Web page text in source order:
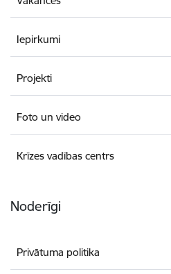
Iepirkumi
Projekti
Foto un video
Krīzes vadības centrs
Noderīgi
Privātuma politika